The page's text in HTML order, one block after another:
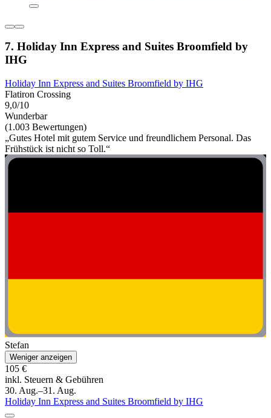
7. Holiday Inn Express and Suites Broomfield by
IHG
Holiday Inn Express and Suites Broomfield by IHG
Flatiron Crossing
9,0/10
Wunderbar
(1.003 Bewertungen)
„Gutes Hotel mit gutem Service und freundlichem Personal. Das
Frühstück ist nicht so Toll.“
Stefan
Weniger anzeigen
105 €
inkl. Steuern & Gebühren
30. Aug.–31. Aug.
Holiday Inn Express and Suites Broomfield by IHG